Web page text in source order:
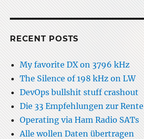
RECENT POSTS
My favorite DX on 3796 kHz
The Silence of 198 kHz on LW
DevOps bullshit stuff crashout
Die 33 Empfehlungen zur Rente
Operating via Ham Radio SATs
Alle wollen Daten übertragen